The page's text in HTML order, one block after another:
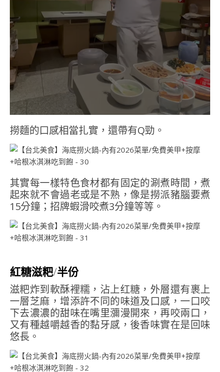
撈麵的口感相當扎實，還帶有Q勁。
其實每一樣特色食材都有固定的涮煮時間，煮
起來就不會過老或是不熟，像是撈派豬腦要煮
15分鐘；招牌蝦滑咬煮3分鐘等等。
紅糖滋粑/半份
滋粑炸到軟酥裡糯，沾上红糖，外層還有裹上
一層芝麻，增添許不同的味道及口感，一口咬
下去濃濃的甜味在嘴里瀰漫開來，再咬兩口，
又有種越嚼越香的黏牙感，後香味實在是回味
悠長。